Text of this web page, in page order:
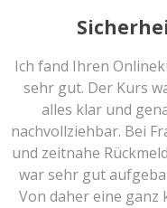
Ich fand Ihren
sehr gut. Der Kurs
alles klar und
nachvollziehbar. Bei
und zeitnahe
war sehr gut
Von daher eine